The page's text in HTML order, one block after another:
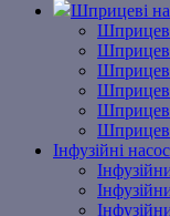
Шприцеві
Інфузійні